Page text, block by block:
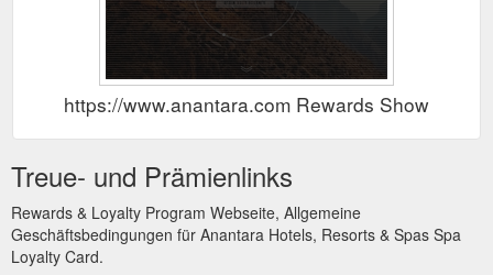
https://www.anantara.com Rewards Show
Treue- und Prämienlinks
Rewards & Loyalty Program Webseite, Allgemeine
Geschäftsbedingungen für Anantara Hotels, Resorts & Spas Spa
Loyalty Card.